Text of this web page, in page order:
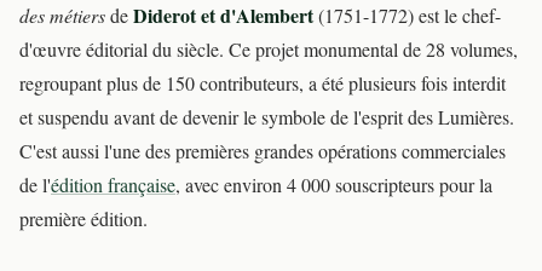
des métiersdeDiderot et d'Alembert(1751-1772) est le chef-
d'œuvre éditorial du siècle. Ce projet monumental de 28 volumes,
regroupant plus de 150 contributeurs, a été plusieurs fois interdit
et suspendu avant de devenir le symbole de l'esprit des Lumières.
C'est aussi l'une des premières grandes opérations commerciales
de l'édition française, avec environ 4 000 souscripteurs pour la
première édition.